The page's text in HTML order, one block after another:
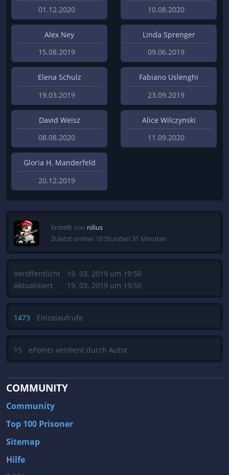
01.12.2020 10.08.2020
Alex Ney
15.08.2019
Linda Sprenger
09.06.2019
Elena Schulz
19.03.2019
Fabiano Uslenghi
23.09.2019
David Weisz
08.08.2020
Alice Wilczynski
11.09.2020
Gloria H. Manderfeld
20.12.2019
Erstellt von nilius
Zuletzt online: 10 Stunden 31 Minuten
Veröffentlicht
Aktualisiert
19. 03. 2019 um 19:50
19. 03. 2019 um 19:50
1473 Einzelaufrufe
15 ePoints verdient durch Autor
COMMUNITY
Community
Top 100 Prisoner
Sitemap
Hilfe